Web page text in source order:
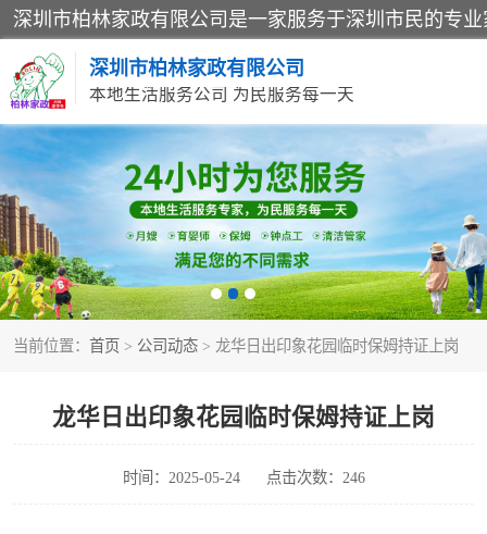
深圳市柏林家政有限公司
本地生活服务公司 为民服务每一天
当前位置： 首页 > 公司动态 > 龙华日出印象花园临时保姆持证上岗
龙华日出印象花园临时保姆持证上岗
时间：2025-05-24 点击次数：246
家居保洁
家庭保姆